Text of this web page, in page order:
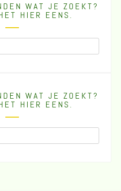
WAT JE ZOEKT?
HIER EENS.
WAT JE ZOEKT?
HIER EENS.